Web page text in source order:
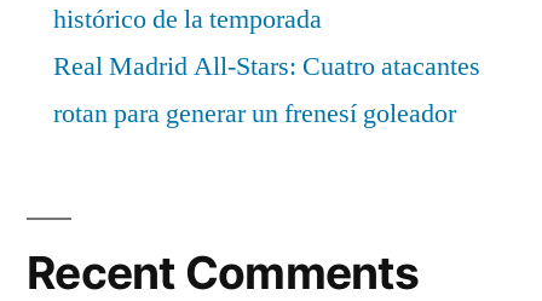
histórico de la temporada
Real Madrid All-Stars: Cuatro atacantes
rotan para generar un frenesí goleador
Recent Comments